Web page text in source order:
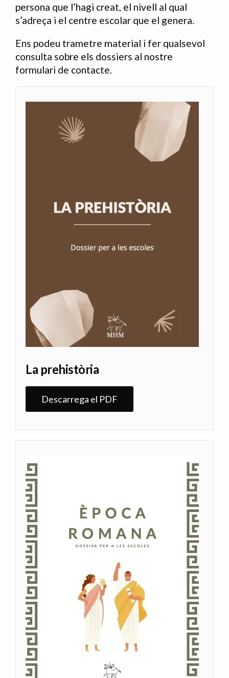
persona que l’hagi creat, el nivell al qual
s’adreça i el centre escolar que el genera.
Ens podeu trametre material i fer qualsevol
consulta sobre els dossiers al nostre
formulari de contacte.
La prehistòria
Descarrega el PDF